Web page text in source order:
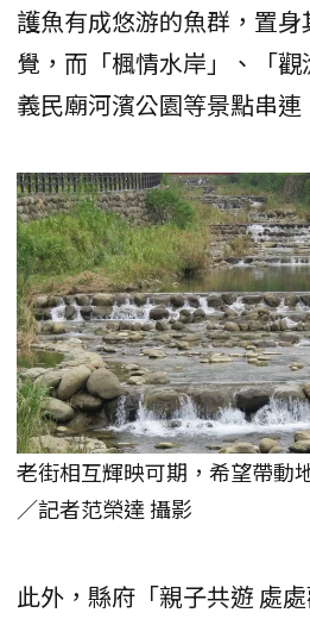
護魚有成悠游的魚群，置
覺，而「楓情水岸」、「
義民廟河濱公園等景點串連
老街相互輝映可期，希望帶動
／記者范榮達 攝影
此外，縣府「親子共遊 處